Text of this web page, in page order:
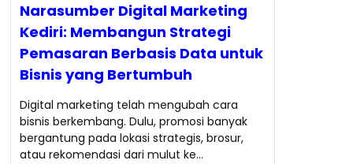
Narasumber Digital Marketing
Kediri: Membangun Strategi
Pemasaran Berbasis Data untuk
Bisnis yang Bertumbuh
Digital marketing telah mengubah cara
bisnis berkembang. Dulu, promosi banyak
bergantung pada lokasi strategis, brosur,
atau rekomendasi dari mulut ke…